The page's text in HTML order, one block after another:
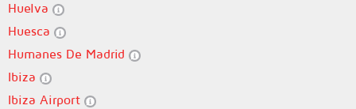
Huelva
Huesca
Humanes De Madrid
Ibiza
Ibiza Airport